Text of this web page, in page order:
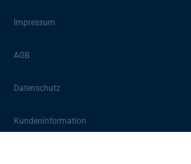
Impressum
AGB
Datenschutz
Kundeninformation